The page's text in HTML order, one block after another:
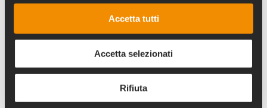
Accetta tutti
Accetta selezionati
Rifiuta
+39 06 48 15 903
cell.+39 370 15 62 719
8xmille@chiesavaldese.org
Per info relative al Bando
opm.bando@chiesavaldese.org